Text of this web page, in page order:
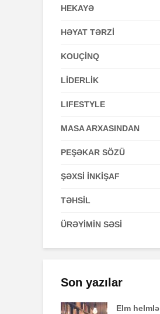
HEKAYƏ
HƏYAT TƏRZİ
KOUÇİNQ
LİDERLİK
LIFESTYLE
MASA ARXASINDAN
PEŞƏKAR SÖZÜ
ŞƏXSİ İNKİŞAF
TƏHSİL
ÜRƏYİMİN SƏSİ
Son yazılar
Elm helmlə